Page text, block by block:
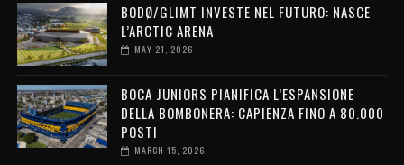
BODØ/GLIMT INVESTE NEL FUTURO: NASCE
L’ARCTIC ARENA
MAY 21, 2026
BOCA JUNIORS PIANIFICA L’ESPANSIONE
DELLA BOMBONERA: CAPIENZA FINO A 80.000
POSTI
MARCH 15, 2026